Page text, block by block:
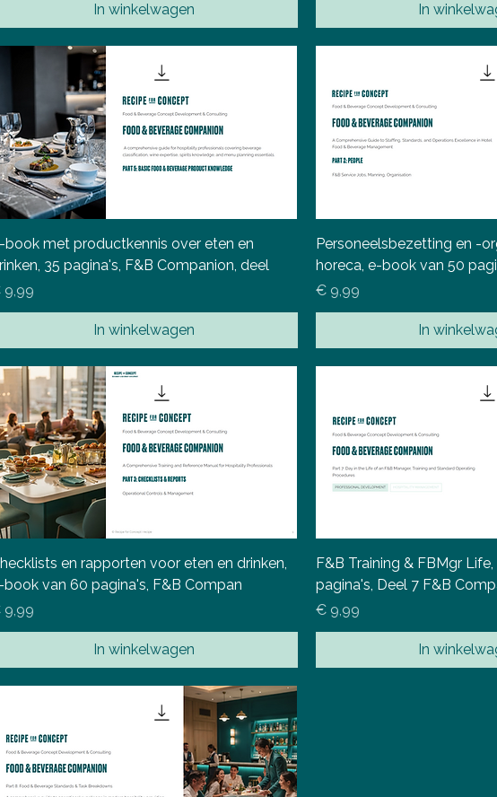
In winkelwagen In
book met productkennis over eten en
35 pagina's, F&B Companion, deel
9,99
In winkelwagen
Personeelsbezetting en -
horeca, e-book van 50
Prijs
€ 9,99
In
en rapporten voor eten en drinken,
book van 60 pagina's, F&B Compan
9,99
In winkelwagen
F&B Training & FBMgr
pagina's, Deel 7 F&B
Prijs
€ 9,99
In